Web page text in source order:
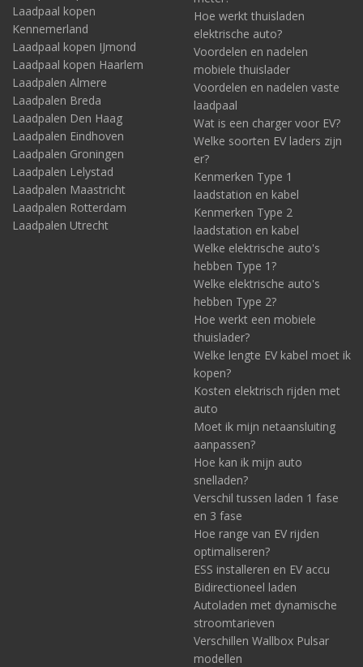
Laadpaal kopen
Kennemerland
Laadpaal kopen IJmond
Laadpaal kopen Haarlem
Laadpalen Almere
Laadpalen Breda
Laadpalen Den Haag
Laadpalen Eindhoven
Laadpalen Groningen
Laadpalen Lelystad
Laadpalen Maastricht
Laadpalen Rotterdam
Laadpalen Utrecht
Hoe werkt thuisladen
elektrische auto?
Voordelen en nadelen
mobiele thuislader
Voordelen en nadelen vaste
laadpaal
Wat is een charger voor EV?
Welke soorten EV laders zijn
er?
Kenmerken Type 1
laadstation en kabel
Kenmerken Type 2
laadstation en kabel
Welke elektrische auto's
hebben Type 1?
Welke elektrische auto's
hebben Type 2?
Hoe werkt een mobiele
thuislader?
Welke lengte EV kabel moet ik
kopen?
Kosten elektrisch rijden met
auto
Moet ik mijn netaansluiting
aanpassen?
Hoe kan ik mijn auto
snelladen?
Verschil tussen laden 1 fase
en 3 fase
Hoe range van EV rijden
optimaliseren?
ESS installeren en EV accu
Bidirectioneel laden
Autoladen met dynamische
stroomtarieven
Verschillen Wallbox Pulsar
modellen